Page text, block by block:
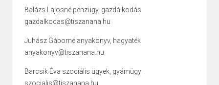
Balázs Lajosné pénzügy, gazdálkodás
gazdalkodas@tiszanana.hu
Juhász Gáborné anyakönyv, hagyaték
anyakonyv@tiszanana.hu
Barcsik Éva szociális ügyek, gyámügy
szocialis@tiszanana.hu